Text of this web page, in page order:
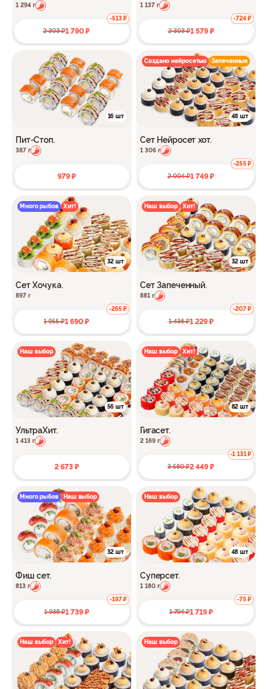
1 294 г
2 303 ₽1 790 ₽
-513 ₽
1 137 г
2 303 ₽1 579 ₽
-724 ₽
16 шт
Пит-Стоп.
387 г
979 ₽
Создано нейросетью Запеченные
48 шт
Сет Нейросет хот.
1 306 г
2 004 ₽1 749 ₽
-255 ₽
Много рыбов Хит!
32 шт
Сет Хочука.
897 г
1 955 ₽1 690 ₽
-265 ₽
Наш выбор Хит!
32 шт
Сет Запеченный.
881 г
1 436 ₽1 229 ₽
-207 ₽
Наш выбор
56 шт
УльтраХит.
1 413 г
2 673 ₽
Наш выбор Хит!
82 шт
Гигасет.
2 169 г
3 580 ₽2 449 ₽
-1 131 ₽
Много рыбов Наш выбор
32 шт
Фиш сет.
813 г
1 936 ₽1 739 ₽
-197 ₽
Наш выбор
48 шт
Суперсет.
1 180 г
1 794 ₽1 719 ₽
-75 ₽
Наш выбор Хит! Наш выбор